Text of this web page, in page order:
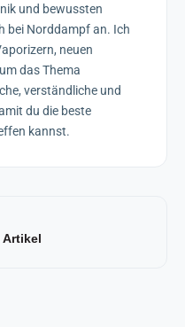
und bewussten
bei Norddampf an. Ich
neuen
das Thema
verständliche und
du die beste
kannst.
Artikel